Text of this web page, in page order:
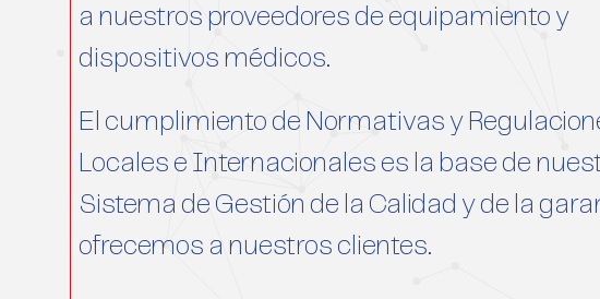
a nuestros proveedores de equipamiento y
dispositivos médicos.
El cumplimiento de Normativas y
Locales e Internacionales es la base de
Sistema de Gestión de la Calidad y de la
ofrecemos a nuestros clientes.